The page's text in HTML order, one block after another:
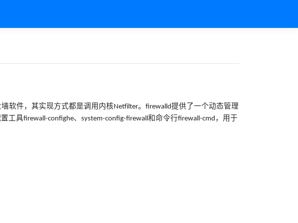
软件，其实现方式都是调用内核Netfilter。 firewalld提供了一个动态管理
工具firewall-confighe、 system-config-firewall和命令行firewall-cmd ，用于